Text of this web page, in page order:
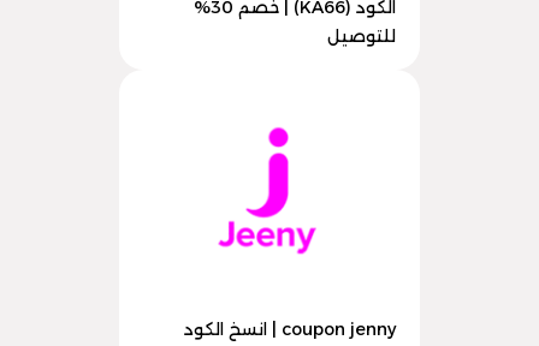
الكود (KA66) | خصم 30%
للتوصيل
coupon jenny | انسخ الكود